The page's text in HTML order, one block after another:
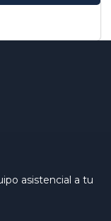
asistencial a tu